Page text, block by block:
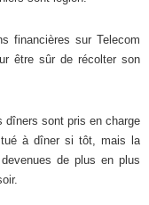
financières sur Telecom
être sûr de récolter son
sont pris en charge
à dîner si tôt, mais la
de plus en plus